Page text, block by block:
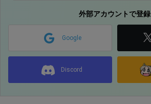
外部アカウントで登録
Google
Discord